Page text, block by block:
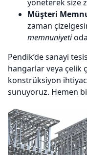
yöneterek size
Müşteri
zaman
memnuniyeti
Pendik’de sanayi
hangarlar veya çelik
konstrüksiyon
sunuyoruz. Hemen